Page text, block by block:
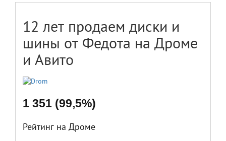
12 лет продаем диски и
шины от Федота на Дроме
и Авито
1 351 (99,5%)
Рейтинг на Дроме